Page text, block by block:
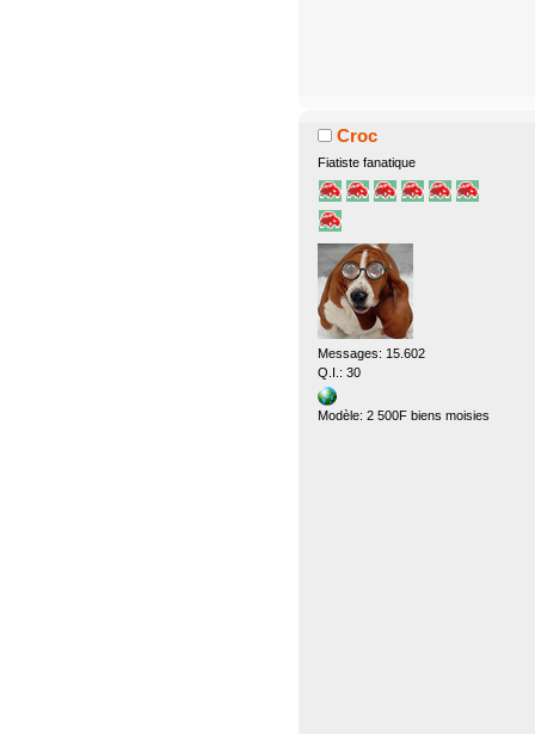
Croc
Fiatiste fanatique
Messages: 15.602
Q.I.: 30
Modèle: 2 500F biens moisies